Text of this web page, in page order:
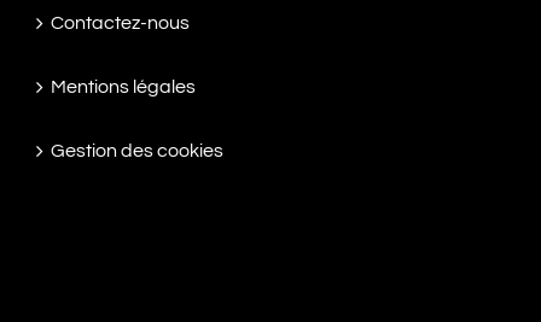
Contactez-nous
Mentions légales
Gestion des cookies